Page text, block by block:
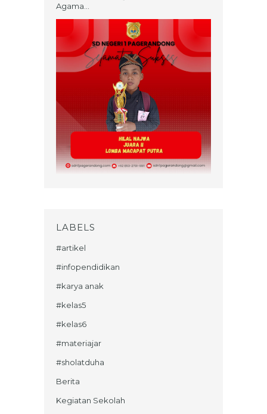
Agama...
LABELS
#artikel
#infopendidikan
#karya anak
#kelas5
#kelas6
#materiajar
#sholatduha
Berita
Kegiatan Sekolah